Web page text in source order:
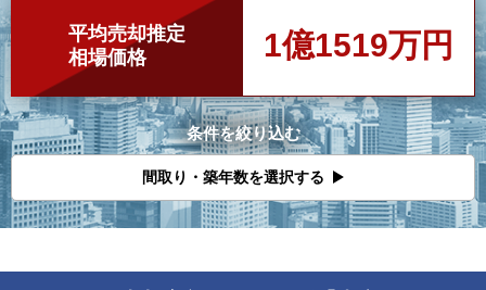
平均売却推定
相場価格
1億1519万円
条件を絞り込む
間取り・築年数を選択する